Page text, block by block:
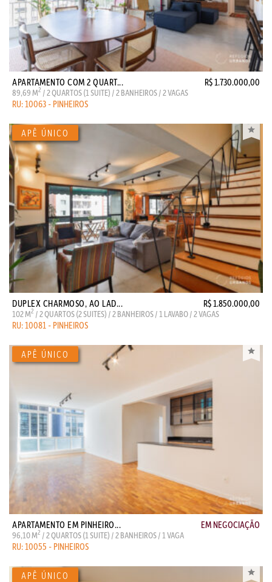
APARTAMENTO COM 2 QUART... R$ 1.730.000,00
89,69 M2 / 2 QUARTOS (1 SUITE) / 2 BANHEIROS / 2 VAGAS
RU: 10063 - PINHEIROS
DUPLEX CHARMOSO, AO LAD... R$ 1.850.000,00
102 M2 / 2 QUARTOS (2 SUITES) / 2 BANHEIROS / 1 LAVABO / 2 VAGAS
RU: 10081 - PINHEIROS
APARTAMENTO EM PINHEIRO... EM NEGOCIAÇÃO
96,10 M2 / 2 QUARTOS (1 SUITE) / 2 BANHEIROS / 1 VAGA
RU: 10055 - PINHEIROS